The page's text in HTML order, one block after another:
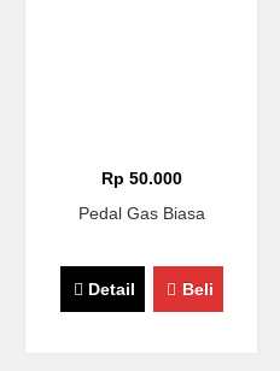
Rp 50.000
Pedal Gas Biasa
Detail Beli